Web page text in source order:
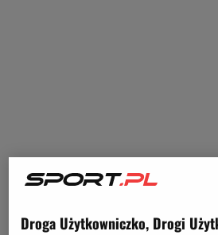
Droga Użytkowniczko, Drogi